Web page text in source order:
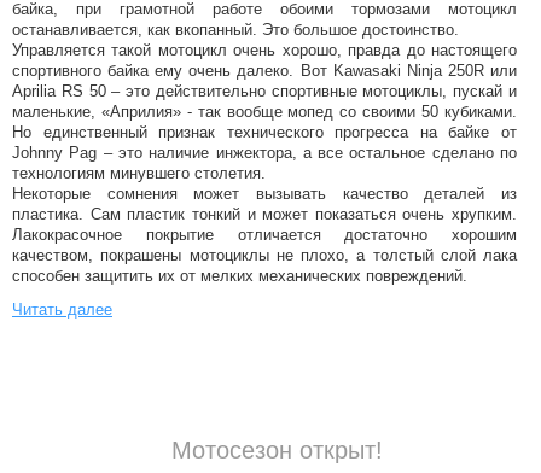
байка, при грамотной работе обоими тормозами мотоцикл
останавливается, как вкопанный. Это большое достоинство.
Управляется такой мотоцикл очень хорошо, правда до настоящего
спортивного байка ему очень далеко. Вот Kawasaki Ninja 250R или
Aprilia RS 50 – это действительно спортивные мотоциклы, пускай и
маленькие, «Априлия» - так вообще мопед со своими 50 кубиками.
Но единственный признак технического прогресса на байке от
Johnny Pag – это наличие инжектора, а все остальное сделано по
технологиям минувшего столетия.
Некоторые сомнения может вызывать качество деталей из
пластика. Сам пластик тонкий и может показаться очень хрупким.
Лакокрасочное покрытие отличается достаточно хорошим
качеством, покрашены мотоциклы не плохо, а толстый слой лака
способен защитить их от мелких механических повреждений.
Читать далее
Мотосезон открыт!